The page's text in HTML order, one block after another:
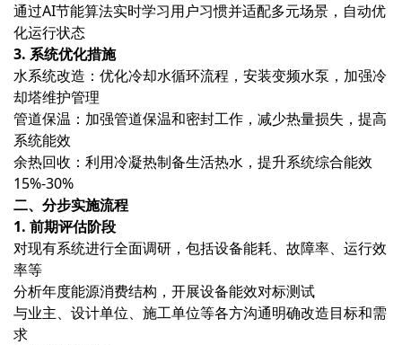
通过AI节能算法实时学习用户习惯并适配多元场景，自动优
化运行状态
3. 系统优化措施
水系统改造‌：优化冷却水循环流程，安装变频水泵，加强冷
却塔维护管理
管道保温‌：加强管道保温和密封工作，减少热量损失，提高
系统能效
余热回收‌：利用冷凝热制备生活热水，提升系统综合能效
15%-30%
二、分步实施流程
1. 前期评估阶段
对现有系统进行全面调研，包括设备能耗、故障率、运行效
率等
分析年度能源消费结构，开展设备能效对标测试
与业主、设计单位、施工单位等各方沟通明确改造目标和需
求